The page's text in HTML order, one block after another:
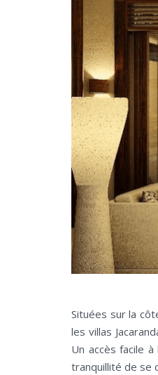
Situées sur la
les villas
Un accès facile
tranquillité de se